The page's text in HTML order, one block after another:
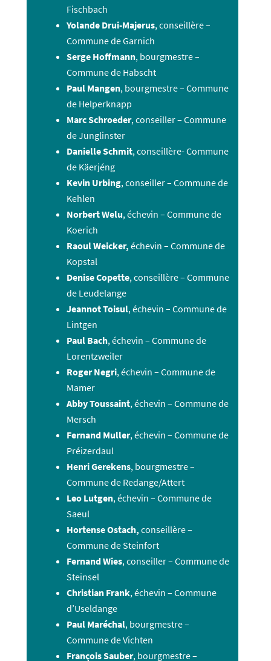
Fischbach
Yolande Drui-Majerus, conseillère –
Commune de Garnich
Serge Hoffmann, bourgmestre –
Commune de Habscht
Paul Mangen, bourgmestre – Commune
de Helperknapp
Marc Schroeder, conseiller – Commune
de Junglinster
Danielle Schmit, conseillère- Commune
de Käerjéng
Kevin Urbing, conseiller – Commune de
Kehlen
Norbert Welu, échevin – Commune de
Koerich
Raoul Weicker, échevin – Commune de
Kopstal
Denise Copette, conseillère – Commune
de Leudelange
Jeannot Toisul, échevin – Commune de
Lintgen
Paul Bach, échevin – Commune de
Lorentzweiler
Roger Negri, échevin – Commune de
Mamer
Abby Toussaint, échevin – Commune de
Mersch
Fernand Muller, échevin – Commune de
Préizerdaul
Henri Gerekens, bourgmestre –
Commune de Redange/Attert
Leo Lutgen, échevin – Commune de
Saeul
Hortense Ostach, conseillère –
Commune de Steinfort
Fernand Wies, conseiller – Commune de
Steinsel
Christian Frank, échevin – Commune
d’Useldange
Paul Maréchal, bourgmestre –
Commune de Vichten
François Sauber, bourgmestre –